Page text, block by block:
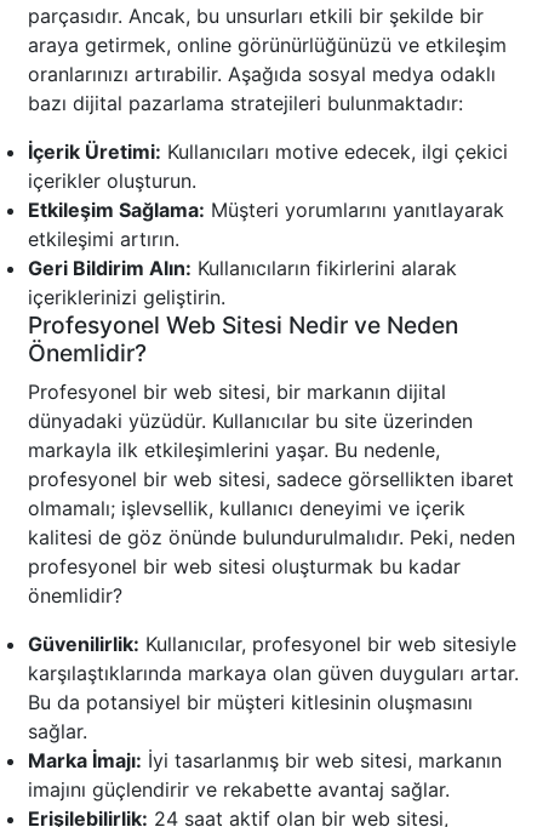
parçasıdır. Ancak, bu unsurları etkili bir şekilde bir
araya getirmek, online görünürlüğünüzü ve etkileşim
oranlarınızı artırabilir. Aşağıda sosyal medya odaklı
bazı dijital pazarlama stratejileri bulunmaktadır:
İçerik Üretimi: Kullanıcıları motive edecek, ilgi çekici
içerikler oluşturun.
Etkileşim Sağlama: Müşteri yorumlarını yanıtlayarak
etkileşimi artırın.
Geri Bildirim Alın: Kullanıcıların fikirlerini alarak
içeriklerinizi geliştirin.
Profesyonel Web Sitesi Nedir ve Neden
Önemlidir?
Profesyonel bir web sitesi, bir markanın dijital
dünyadaki yüzüdür. Kullanıcılar bu site üzerinden
markayla ilk etkileşimlerini yaşar. Bu nedenle,
profesyonel bir web sitesi, sadece görsellikten ibaret
olmamalı; işlevsellik, kullanıcı deneyimi ve içerik
kalitesi de göz önünde bulundurulmalıdır. Peki, neden
profesyonel bir web sitesi oluşturmak bu kadar
önemlidir?
Güvenilirlik: Kullanıcılar, profesyonel bir web sitesiyle
karşılaştıklarında markaya olan güven duyguları artar.
Bu da potansiyel bir müşteri kitlesinin oluşmasını
sağlar.
Marka İmajı: İyi tasarlanmış bir web sitesi, markanın
imajını güçlendirir ve rekabette avantaj sağlar.
Erişilebilirlik: 24 saat aktif olan bir web sitesi,